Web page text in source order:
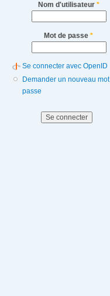
Nom d'utilisateur *
Mot de passe*
Se connecter avec OpenID
Demander un nouveau
passe